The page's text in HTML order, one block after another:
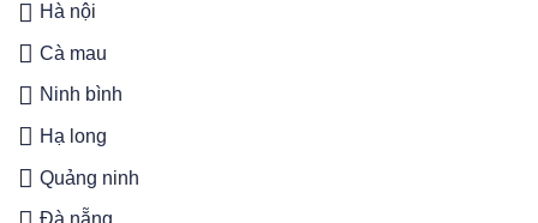
Hà nội
Cà mau
Ninh bình
Hạ long
Quảng ninh